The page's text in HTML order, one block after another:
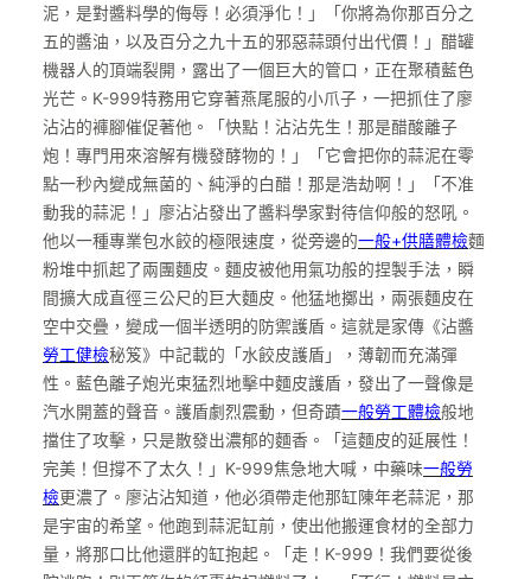
泥，是對醬料學的侮辱！必須淨化！」「你將為你那百分之
五的醬油，以及百分之九十五的邪惡蒜頭付出代價！」醋罐
機器人的頂端裂開，露出了一個巨大的管口，正在聚積藍色
光芒。K-999特務用它穿著燕尾服的小爪子，一把抓住了廖
沾沾的褲腳催促著他。「快點！沾沾先生！那是醋酸離子
炮！專門用來溶解有機發酵物的！」「它會把你的蒜泥在零
點一秒內變成無菌的、純淨的白醋！那是浩劫啊！」「不准
動我的蒜泥！」廖沾沾發出了醬料學家對待信仰般的怒吼。
他以一種專業包水餃的極限速度，從旁邊的一般+供膳體檢麵
粉堆中抓起了兩團麵皮。麵皮被他用氣功般的捏製手法，瞬
間擴大成直徑三公尺的巨大麵皮。他猛地擲出，兩張麵皮在
空中交疊，變成一個半透明的防禦護盾。這就是家傳《沾醬
勞工健檢秘笈》中記載的「水餃皮護盾」，薄韌而充滿彈
性。藍色離子炮光束猛烈地擊中麵皮護盾，發出了一聲像是
汽水開蓋的聲音。護盾劇烈震動，但奇蹟一般勞工體檢般地
擋住了攻擊，只是散發出濃郁的麵香。「這麵皮的延展性！
完美！但撐不了太久！」K-999焦急地大喊，中藥味一般勞
檢更濃了。廖沾沾知道，他必須帶走他那缸陳年老蒜泥，那
是宇宙的希望。他跑到蒜泥缸前，使出他搬運食材的全部力
量，將那口比他還胖的缸抱起。「走！K-999！我們要從後